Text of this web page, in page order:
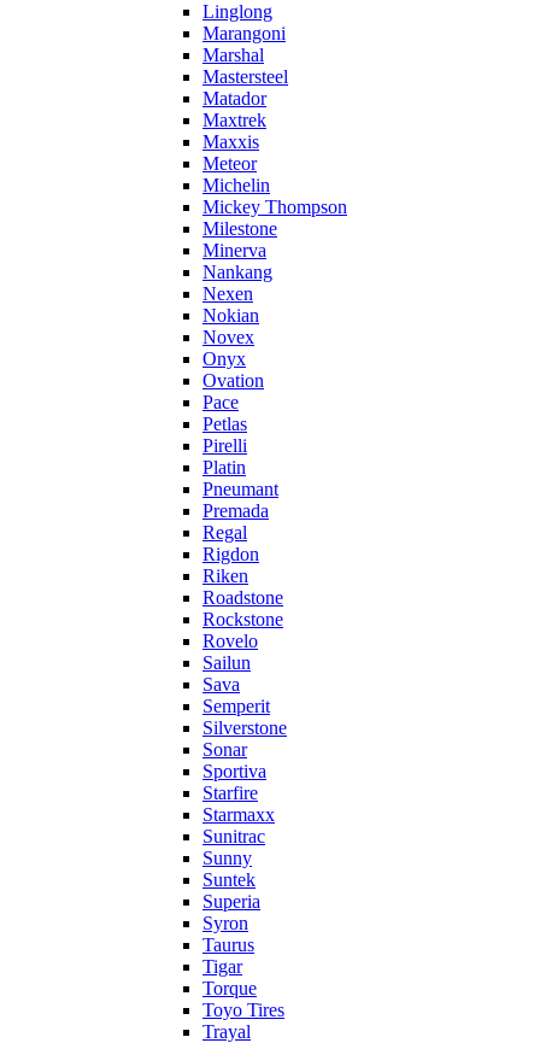
Linglong
Marangoni
Marshal
Mastersteel
Matador
Maxtrek
Maxxis
Meteor
Michelin
Mickey Thompson
Milestone
Minerva
Nankang
Nexen
Nokian
Novex
Onyx
Ovation
Pace
Petlas
Pirelli
Platin
Pneumant
Premada
Regal
Rigdon
Riken
Roadstone
Rockstone
Rovelo
Sailun
Sava
Semperit
Silverstone
Sonar
Sportiva
Starfire
Starmaxx
Sunitrac
Sunny
Suntek
Superia
Syron
Taurus
Tigar
Torque
Toyo Tires
Trayal